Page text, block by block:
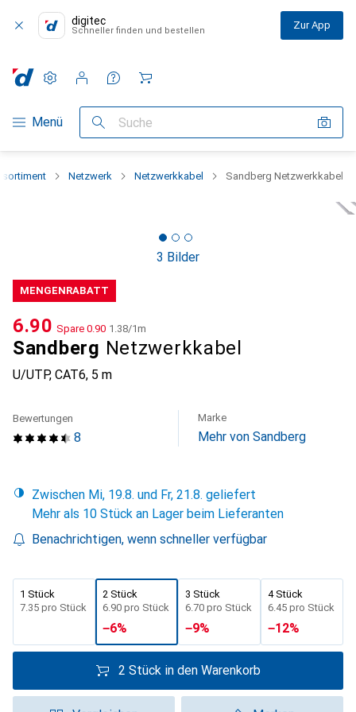
digitec
Schneller finden und bestellen Zur App
Navigation nach Kategorien
Menü Suche
Einstellungen
Kundenkonto
Vergleichslisten
Merklisten
Warenkorb
Netzwerk Netzwerkkabel Sandberg Netzwerkkabel
3 Bilder
MENGENRABATT
Sandberg Netzwerkkabel
U/UTP, CAT6, 5 m
CHF
6.90 Spare CHF
0.90 CHF
1.38/1m
8
Bewertungen Marke
Mehr von Sandberg
Zwischen Mi, 19.8. und Fr, 21.8. geliefert
Mehr als 10 Stück an Lager beim Lieferanten
Benachrichtigen, wenn schneller verfügbar
1 Stück
CHF
7.35 pro Stück
2 Stück
CHF
6.90 pro Stück
−6%
3 Stück
CHF
6.70 pro Stück
−9%
4 Stück
CHF
6.45 pro Stück
−12%
2 Stück in den Warenkorb